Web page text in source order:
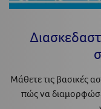
Μάθετε τις βασικές
πώς να